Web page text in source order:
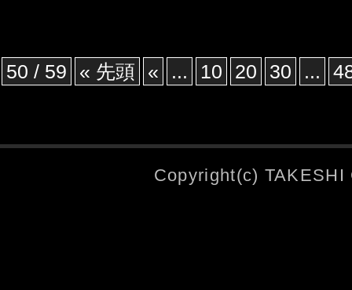
50 / 59 « 先頭 « ... 10 20 30 ...
Copyright(c)